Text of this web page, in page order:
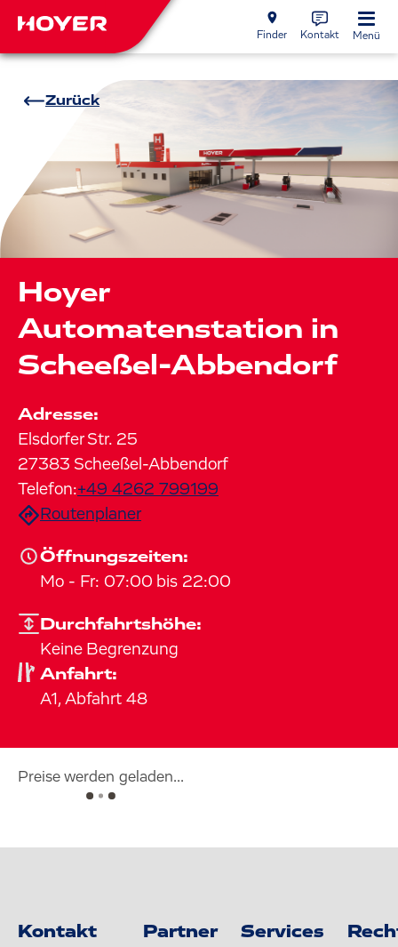
Finder Kontakt Menü
Zurück
Hoyer
Automatenstation in
Scheeßel-Abbendorf
Adresse:
Elsdorfer Str. 25
27383 Scheeßel-Abbendorf
Telefon:+49 4262 799199
Routenplaner
Öffnungszeiten:
Mo - Fr: 07:00 bis 22:00
Durchfahrtshöhe:
Keine Begrenzung
Anfahrt:
A1, Abfahrt 48
Preise werden geladen...
Kontakt Partner Services